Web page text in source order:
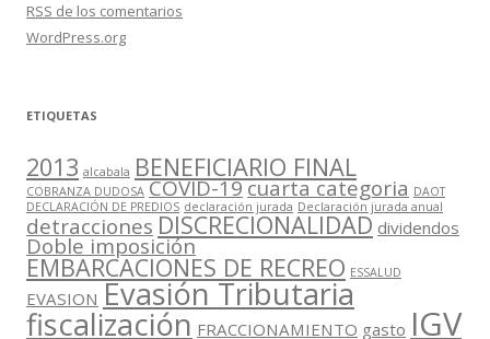
RSS de los comentarios
WordPress.org
ETIQUETAS
2013 alcabala BENEFICIARIO FINAL
COBRANZA DUDOSA COVID-19cuarta categoria DAOT
DECLARACIÓN DE PREDIOS declaración jurada Declaración jurada anual
detracciones DISCRECIONALIDAD dividendos
Doble imposición
EMBARCACIONES DE RECREO ESSALUD
EVASION Evasión Tributaria
fiscalización FRACCIONAMIENTO gasto IGV